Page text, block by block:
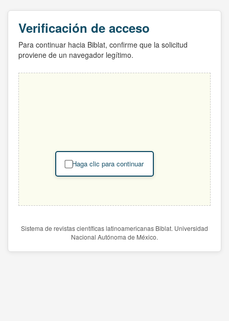
Verificación de acceso
Para continuar hacia Biblat, confirme que la solicitud
proviene de un navegador legítimo.
Haga clic para continuar
Sistema de revistas científicas latinoamericanas Biblat. Universidad
Nacional Autónoma de México.